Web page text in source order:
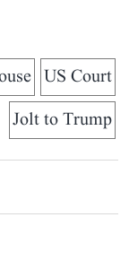
US Court
Jolt to Trump